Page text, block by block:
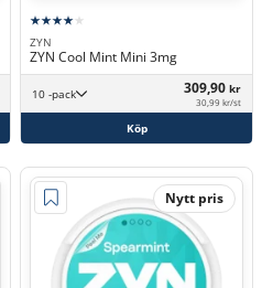
ZYN
ZYN Cool Mint Mini 3mg
10 -pack 309,90 kr
30,99 kr/st
Köp
Nytt pris